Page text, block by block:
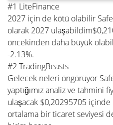
#1 LiteFinance
2027 için de kötü olabilir
olarak 2027
öncekinden daha büyük
-2.13%.
#2 TradingBeasts
Gelecek neleri öngörüyor
yaptığımız analiz ve tahmini
ulaşacak $0,20295705 içinde
ortalama bir ticaret seviyesi